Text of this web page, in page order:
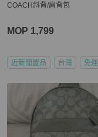
COACH斜背/肩背包
MOP 1,799
近新閒置品 台灣 免運